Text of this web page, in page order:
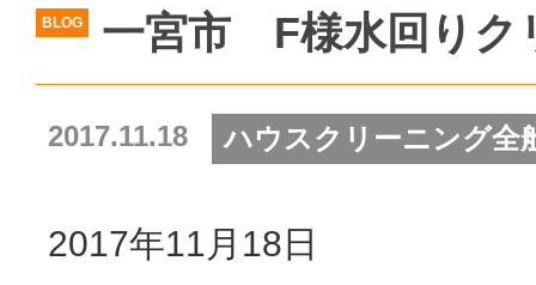
一宮市 F様水回りク
BLOG
2017.11.18 ハウスクリーニング全
2017年11月18日